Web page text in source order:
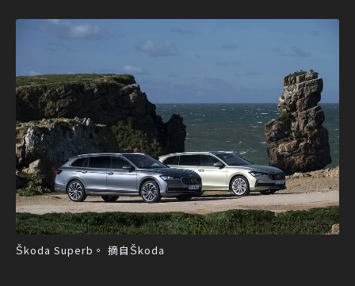
Škoda Superb。 摘自Škoda